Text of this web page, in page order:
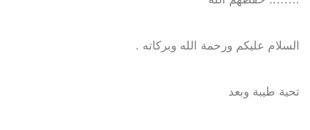
السلام عليكم ورحمة الله وبركاته .
تحية طيبة وبعد